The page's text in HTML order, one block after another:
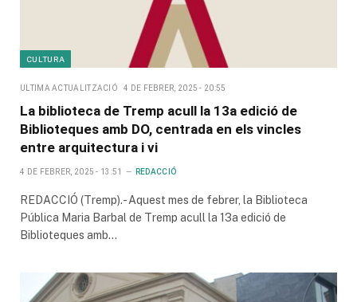
CULTURA
ULTIMA ACTUALITZACIÓ 4 DE FEBRER, 2025 - 20:55
La biblioteca de Tremp acull la 13a edició de
Biblioteques amb DO, centrada en els vincles
entre arquitectura i vi
4 DE FEBRER, 2025 - 13:51 REDACCIÓ
REDACCIÓ (Tremp).- Aquest mes de febrer, la Biblioteca
Pública Maria Barbal de Tremp acull la 13a edició de
Biblioteques amb…